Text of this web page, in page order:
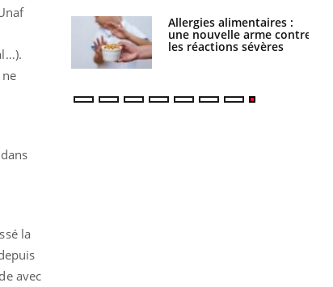
la
avec
:
contre
TDAH : quel est ce
traitement autorisé aux
États-Unis ?